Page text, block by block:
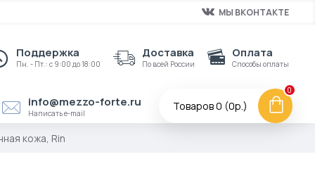
МЫ ВКОНТАКТЕ
Поддержка
Пн. - Пт.: с 9:00 до 18:00
Доставка
По всей России
Оплата
Способы оплаты
info@mezzo-forte.ru
Написать e-mail
Товаров 0 (0р.)
0
кожа, Rin